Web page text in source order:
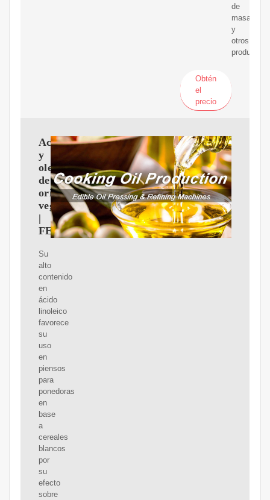
de
masaje
y
otros
productos.
Obtén
el
precio
Aceites
y
oleínas
de
origen
vegetal
|
FEDNA
Su
alto
contenido
en
ácido
linoleico
favorece
su
uso
en
piensos
para
ponedoras
en
base
a
cereales
blancos
por
su
efecto
sobre